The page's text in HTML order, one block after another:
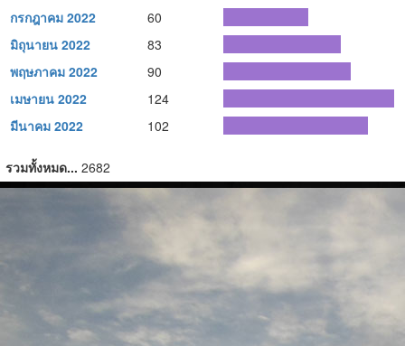
กรกฎาคม 2022
60
มิถุนายน 2022
83
พฤษภาคม 2022
90
เมษายน 2022
124
มีนาคม 2022
102
รวมทั้งหมด... 2682